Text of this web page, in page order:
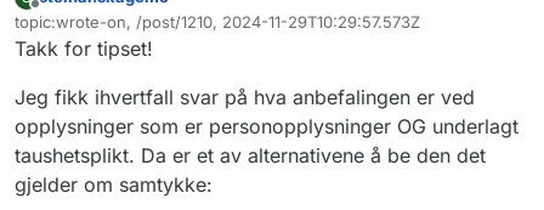
Frakoblet
topic:wrote-on, /post/1210, 2024-11-29T10:29:57.573Z
Sist endret av
Takk for tipset!
Jeg fikk ihvertfall svar på hva anbefalingen er ved
opplysninger som er personopplysninger OG underlagt
taushetsplikt. Da er et av alternativene å be den det
gjelder om samtykke: